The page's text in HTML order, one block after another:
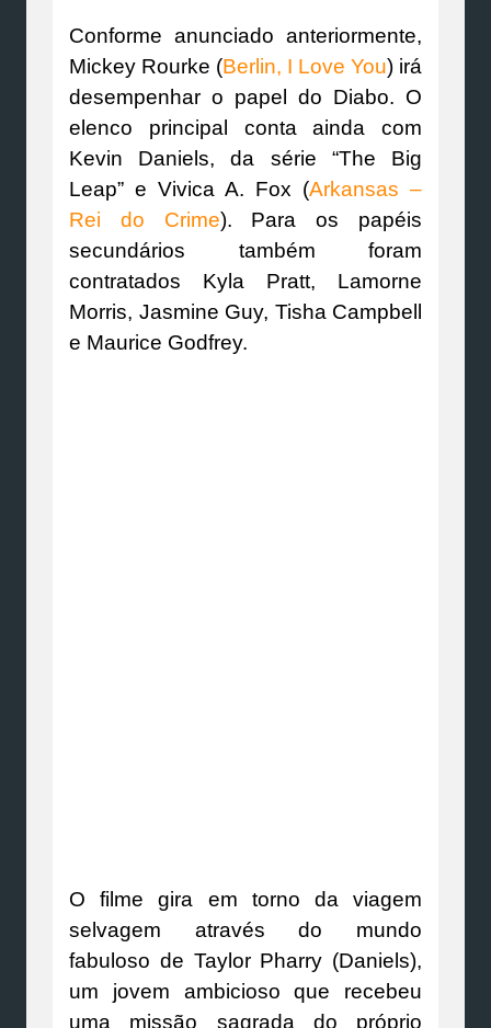
Conforme anunciado anteriormente,
Mickey Rourke (Berlin, I Love You) irá
desempenhar o papel do Diabo. O
elenco principal conta ainda com
Kevin Daniels, da série “The Big
Leap” e Vivica A. Fox (Arkansas –
Rei do Crime). Para os papéis
secundários também foram
contratados Kyla Pratt, Lamorne
Morris, Jasmine Guy, Tisha Campbell
e Maurice Godfrey.
O filme gira em torno da viagem
selvagem através do mundo
fabuloso de Taylor Pharry (Daniels),
um jovem ambicioso que recebeu
uma missão sagrada do próprio